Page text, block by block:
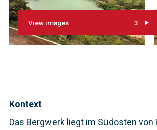
View images 3
Kontext
Das Bergwerk liegt im Südosten von